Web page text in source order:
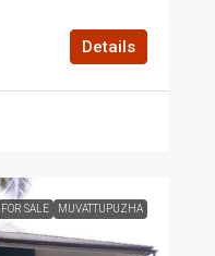
Details
FOR SALE MUVATTUPUZHA